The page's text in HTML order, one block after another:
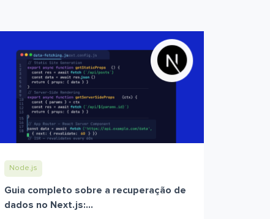
Node.js
Guia completo sobre a recuperação de
dados no Next.js:...